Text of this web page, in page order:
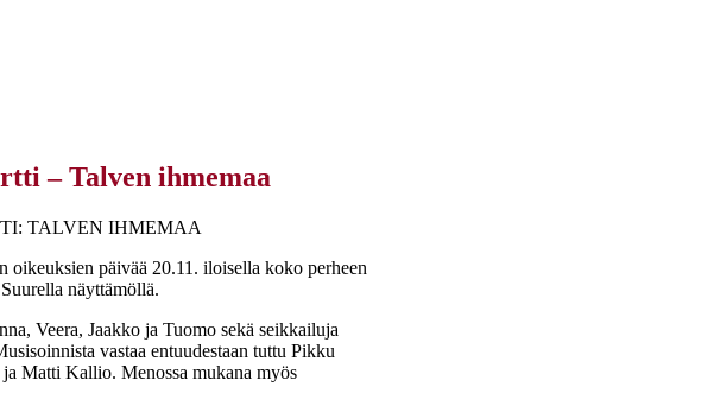
– Talven ihmemaa
TALVEN IHMEMAA
päivää 20.11. iloisella koko perheen
näyttämöllä.
Veera, Jaakko ja Tuomo sekä seikkailuja
vastaa entuudestaan tuttu Pikku
Matti Kallio. Menossa mukana myös